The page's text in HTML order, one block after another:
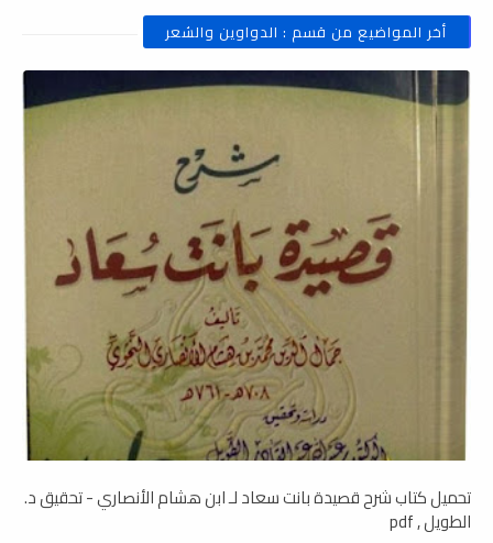
أخر المواضيع من قسم : الدواوين والشعر
تحميل كتاب شرح قصيدة بانت سعاد لـ ابن هشام الأنصاري - تحقيق د.
الطويل , pdf